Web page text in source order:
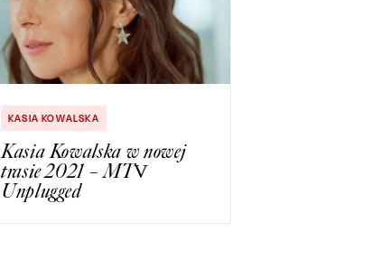
KASIA KOWALSKA
Kasia Kowalska w nowej
trasie 2021 – MTV
Unplugged